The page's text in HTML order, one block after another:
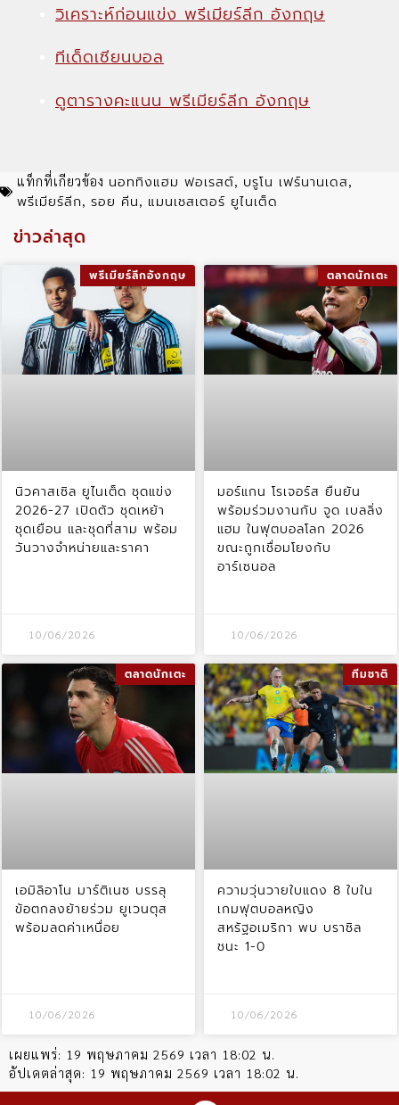
วิเคราะห์ก่อนแข่ง พรีเมียร์ลีก อังกฤษ
ทีเด็ดเซียนบอล
ดูตารางคะแนน พรีเมียร์ลีก อังกฤษ
แท็กที่เกียวข้อง นอททิงแฮม ฟอเรสต์, บรูโน เฟร์นานเดส,
พรีเมียร์ลีก, รอย คีน, แมนเชสเตอร์ ยูไนเต็ด
ข่าวล่าสุด
พรีเมียร์ลีกอังกฤษ
นิวคาสเซิล ยูไนเต็ด ชุดแข่ง
2026-27 เปิดตัว ชุดเหย้า
ชุดเยือน และชุดที่สาม พร้อม
วันวางจำหน่ายและราคา
10/06/2026
ตลาดนักเตะ
มอร์แกน โรเจอร์ส ยืนยัน
พร้อมร่วมงานกับ จูด เบลลิ่ง
แฮม ในฟุตบอลโลก 2026
ขณะถูกเชื่อมโยงกับ
อาร์เซนอล
10/06/2026
ตลาดนักเตะ
เอมิลิอาโน มาร์ติเนซ บรรลุ
ข้อตกลงย้ายร่วม ยูเวนตุส
พร้อมลดค่าเหนื่อย
10/06/2026
ทีมชาติ
ความวุ่นวายใบแดง 8 ใบใน
เกมฟุตบอลหญิง
สหรัฐอเมริกา พบ บราซิล
ชนะ 1-0
10/06/2026
เผยแพร่: 19 พฤษภาคม 2569 เวลา 18:02 น.
อัปเดตล่าสุด: 19 พฤษภาคม 2569 เวลา 18:02 น.